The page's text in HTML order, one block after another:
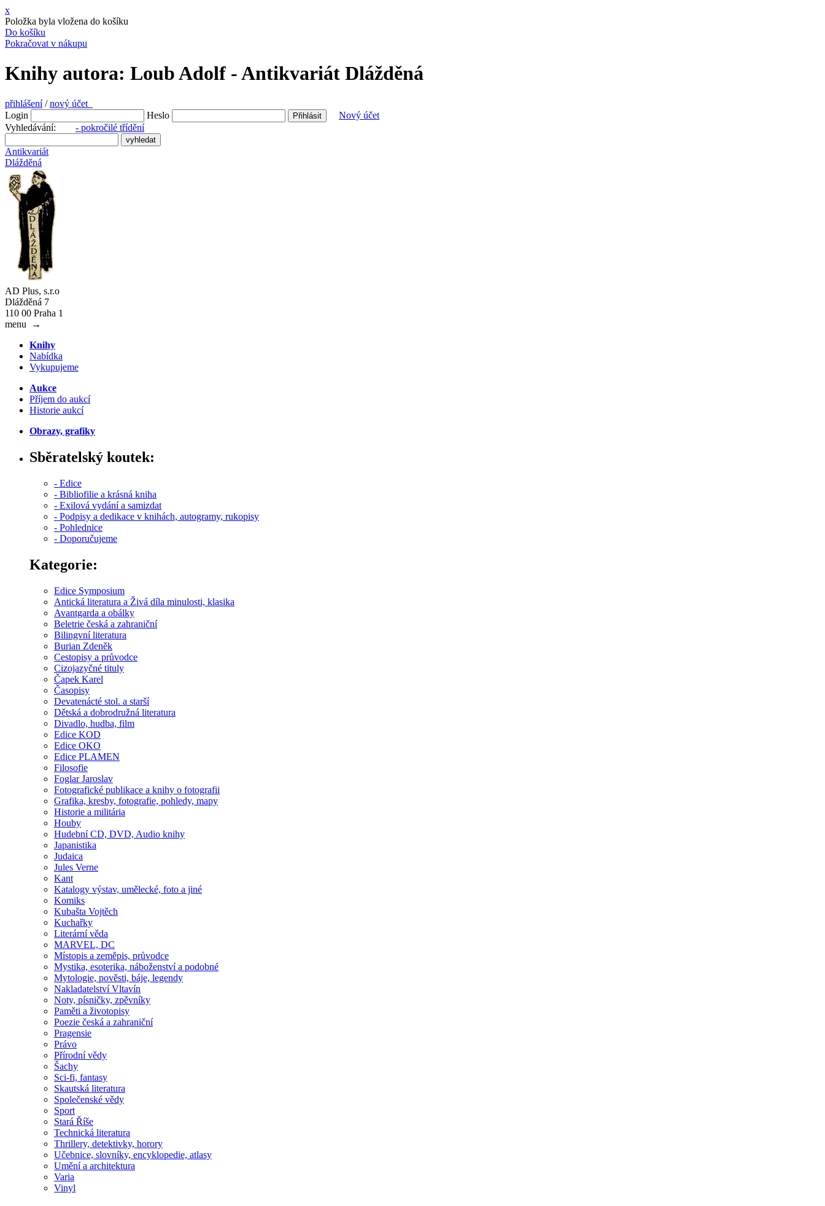
x
Položka byla vložena do košíku
Do košíku
Pokračovat v nákupu
Knihy autora: Loub Adolf - Antikvariát Dlážděná
přihlášení/nový účet
Login
Heslo
Nový účet
Vyhledávání: - pokročilé třídění
Antikvariát
Dlážděná
AD Plus, s.r.o
Dlážděná 7
110 00 Praha 1
menu
→
Knihy
Nabídka
Vykupujeme
Aukce
Příjem do aukcí
Historie aukcí
Obrazy, grafiky
Sběratelský koutek:
- Edice
- Bibliofilie a krásná kniha
- Exilová vydání a samizdat
- Podpisy a dedikace v knihách, autogramy, rukopisy
- Pohlednice
- Doporučujeme
Kategorie:
Edice Symposium
Antická literatura a Živá díla minulosti, klasika
Avantgarda a obálky
Beletrie česká a zahraniční
Bilingvní literatura
Burian Zdeněk
Cestopisy a průvodce
Cizojazyčné tituly
Čapek Karel
Časopisy
Devatenácté stol. a starší
Dětská a dobrodružná literatura
Divadlo, hudba, film
Edice KOD
Edice OKO
Edice PLAMEN
Filosofie
Foglar Jaroslav
Fotografické publikace a knihy o fotografii
Grafika, kresby, fotografie, pohledy, mapy
Historie a militária
Houby
Hudební CD, DVD, Audio knihy
Japanistika
Judaica
Jules Verne
Kant
Katalogy výstav, umělecké, foto a jiné
Komiks
Kubašta Vojtěch
Kuchařky
Literární věda
MARVEL, DC
Místopis a zeměpis, průvodce
Mystika, esoterika, náboženství a podobné
Mytologie, pověsti, báje, legendy
Nakladatelství Vltavín
Noty, písničky, zpěvníky
Paměti a životopisy
Poezie česká a zahraniční
Pragensie
Právo
Přírodní vědy
Šachy
Sci-fi, fantasy
Skautská literatura
Společenské vědy
Sport
Stará Říše
Technická literatura
Thrillery, detektivky, horory
Učebnice, slovníky, encyklopedie, atlasy
Umění a architektura
Varia
Vinyl